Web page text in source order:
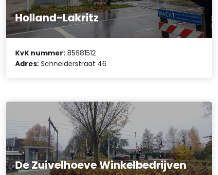
Holland-Lakritz
KvK nummer: 85681512
Adres: Schneiderstraat 46
De Zuivelhoeve Winkelbedrijven